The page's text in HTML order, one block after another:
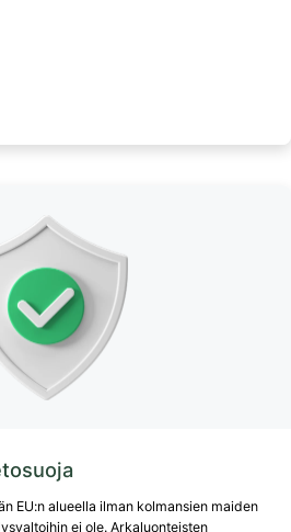
EU:n alueella ilman kolmansien maiden
ei ole. Arkaluonteisten